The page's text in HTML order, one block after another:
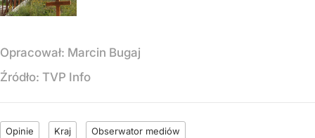
Opracował: Marcin Bugaj
Źródło: TVP Info
Opinie Kraj Obserwator mediów